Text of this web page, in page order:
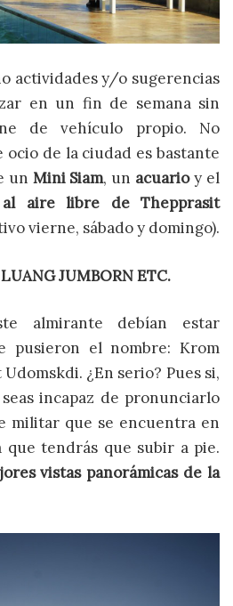
actividades y/o sugerencias
en un fin de semana sin
de vehículo propio. No
ocio de la ciudad es bastante
un Mini Siam, un acuarioy el
aire libre de Thepprasit
vierne, sábado y domingo).
JUMBORN ETC.
almirante debían estar
pusieron el nombre: Krom
¿En serio? Pues si,
incapaz de pronunciarlo
militar que se encuentra en
tendrás que subir a pie.
vistas panorámicas de la